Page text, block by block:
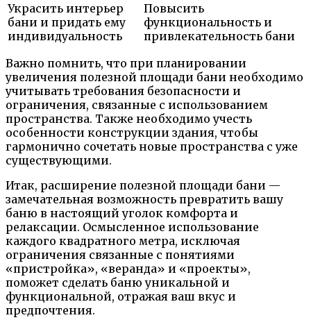
Украсить интерьер
бани и придать ему
индивидуальность
Повысить
функциональность и
привлекательность бани
Важно помнить, что при планировании
увеличения полезной площади бани необходимо
учитывать требования безопасности и
ограничения, связанные с использованием
пространства. Также необходимо учесть
особенности конструкции здания, чтобы
гармонично сочетать новые пространства с уже
существующими.
Итак, расширение полезной площади бани —
замечательная возможность превратить вашу
баню в настоящий уголок комфорта и
релаксации. Осмысленное использование
каждого квадратного метра, исключая
ограничения связанные с понятиями
«пристройка», «веранда» и «проекты»,
поможет сделать баню уникальной и
функциональной, отражая ваш вкус и
предпочтения.